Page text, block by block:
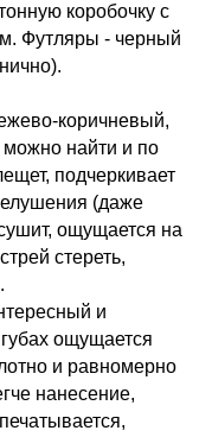
коробочку с
Футляры - черный
коричневый,
можно найти и по
подчеркивает
(даже
ощущается на
стереть,
и
ощущается
и равномерно
нанесение,